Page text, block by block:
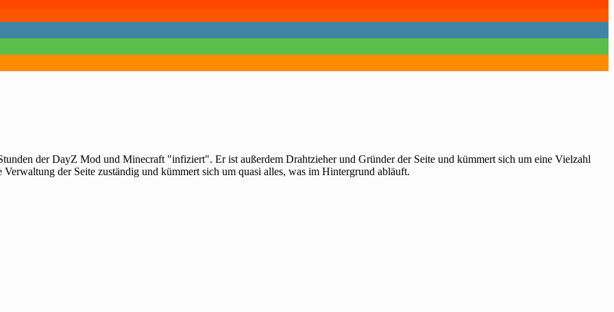
der DayZ Mod und Minecraft "infiziert". Er ist außerdem Drahtzieher und Gründer der Seite und kümmert sich um eine Vielzahl
der Seite zuständig und kümmert sich um quasi alles, was im Hintergrund abläuft.